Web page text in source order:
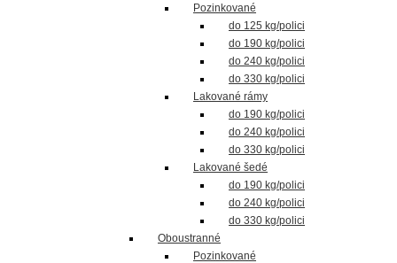
Pozinkované
do 125 kg/polici
do 190 kg/polici
do 240 kg/polici
do 330 kg/polici
Lakované rámy
do 190 kg/polici
do 240 kg/polici
do 330 kg/polici
Lakované šedé
do 190 kg/polici
do 240 kg/polici
do 330 kg/polici
Oboustranné
Pozinkované